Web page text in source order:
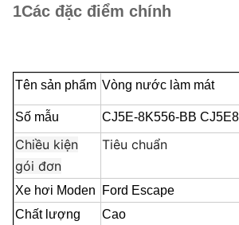
1Các đặc điểm chính
Tên sản phẩm Vòng nước làm mát
Số mẫu CJ5E-8K556-BB
Chiều kiện
gói đơn
Tiêu chuẩn
Xe hơi Moden
Ford Escape
Chất lượng
Cao